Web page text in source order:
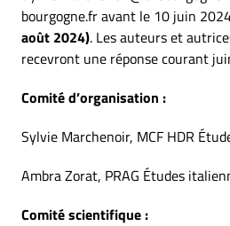
bourgogne.fr avant le 10 juin
août 2024). Les auteurs et
recevront une réponse courant
Comité d’organisation :
Sylvie Marchenoir, MCF HDR
Ambra Zorat, PRAG Études
Comité scientifique :